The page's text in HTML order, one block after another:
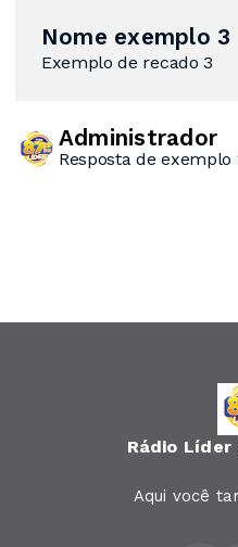
Nome exemplo 3
Exemplo de recado 3
Administrador
Resposta de exemplo
Rádio
Aqui você